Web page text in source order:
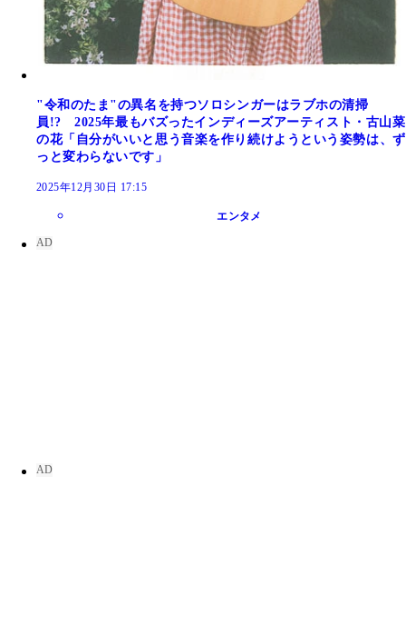
"令和のたま"の異名を持つソロシンガーはラブホの清掃
員!? 2025年最もバズったインディーズアーティスト・古山菜
の花「自分がいいと思う音楽を作り続けようという姿勢は、ず
っと変わらないです」
2025年12月30日 17:15
エンタメ